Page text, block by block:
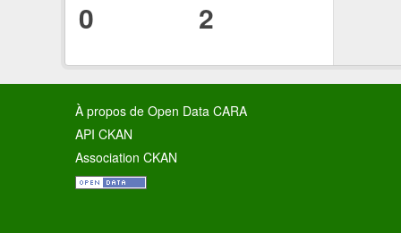
0 2
À propos de Open Data CARA
API CKAN
Association CKAN